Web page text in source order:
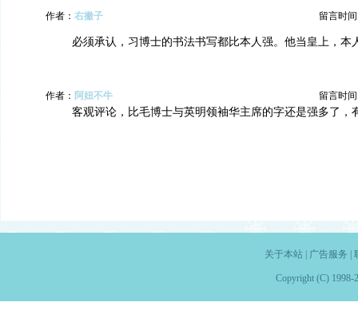
作者： 右撇子 留言时间
必须承认，习博士的书法书写都比本人强。他当皇上，本
作者： 阿妞不牛 留言时间
客观评论，比毛博士与英明领袖华主席的字还是强多了，
关于本站| 广告服务
Copyright (C) 1998-